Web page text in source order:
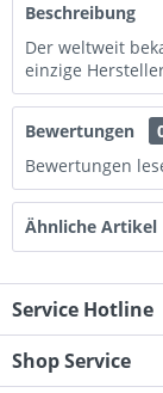
Beschreibung
Der weltweit
einzige
Bewertungen
Bewertungen
Ähnliche Artikel
Service Hotline
Shop Service